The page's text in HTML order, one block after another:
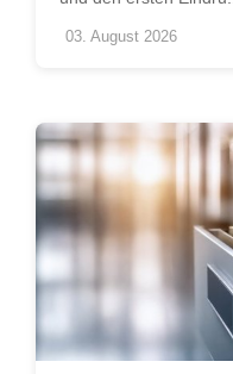
03. August 2026